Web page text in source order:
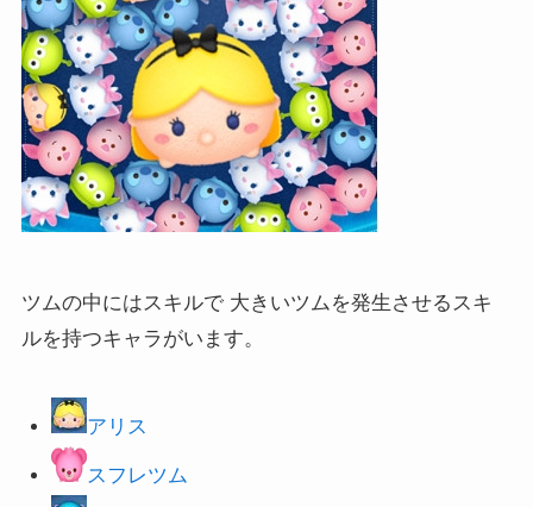
ツムの中にはスキルで 大きいツムを発生させるスキ
ルを持つキャラがいます。
アリス
スフレツム